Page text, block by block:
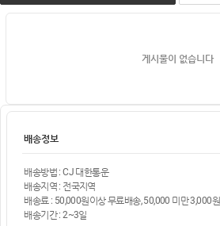
게시물이 없습니다
배송정보
배송방법 : CJ 대한통운
배송지역 : 전국지역
배송료 : 50,000원이상 무료배송, 50,000 미만 3,000원
배송기간 : 2~3일